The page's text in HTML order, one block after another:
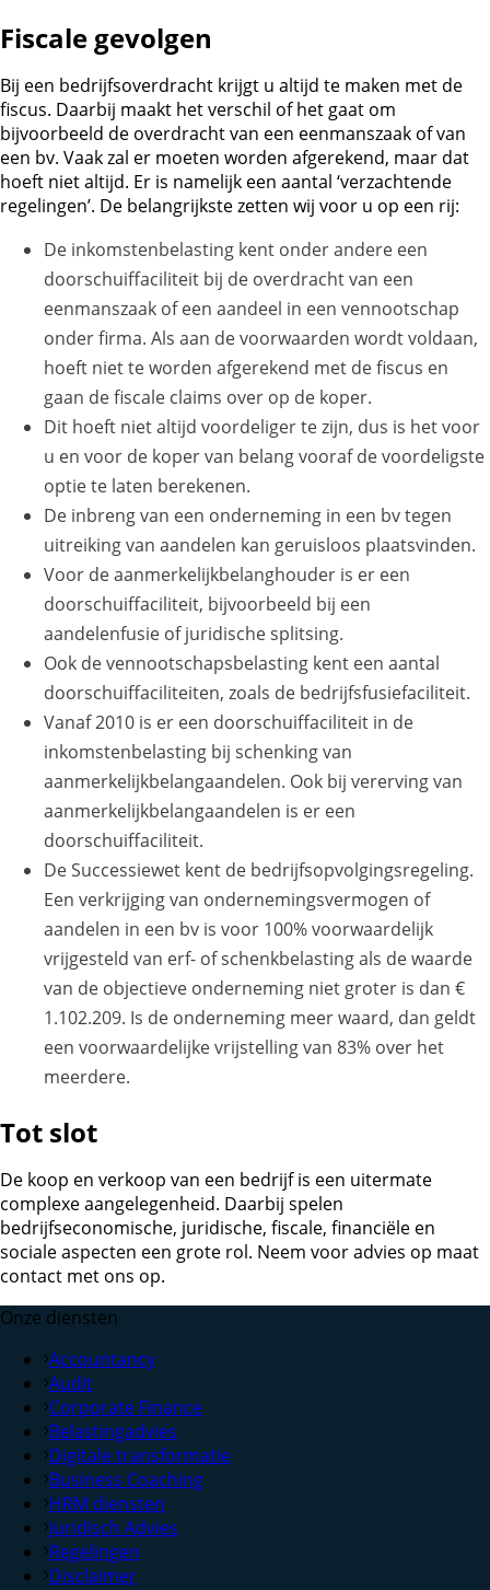
Fiscale gevolgen
Bij een bedrijfsoverdracht krijgt u altijd te maken met de
fiscus. Daarbij maakt het verschil of het gaat om
bijvoorbeeld de overdracht van een eenmanszaak of van
een bv. Vaak zal er moeten worden afgerekend, maar dat
hoeft niet altijd. Er is namelijk een aantal ‘verzachtende
regelingen’. De belangrijkste zetten wij voor u op een rij:
De inkomstenbelasting kent onder andere een
doorschuiffaciliteit bij de overdracht van een
eenmanszaak of een aandeel in een vennootschap
onder firma. Als aan de voorwaarden wordt voldaan,
hoeft niet te worden afgerekend met de fiscus en
gaan de fiscale claims over op de koper.
Dit hoeft niet altijd voordeliger te zijn, dus is het voor
u en voor de koper van belang vooraf de voordeligste
optie te laten berekenen.
De inbreng van een onderneming in een bv tegen
uitreiking van aandelen kan geruisloos plaatsvinden.
Voor de aanmerkelijkbelanghouder is er een
doorschuiffaciliteit, bijvoorbeeld bij een
aandelenfusie of juridische splitsing.
Ook de vennootschapsbelasting kent een aantal
doorschuiffaciliteiten, zoals de bedrijfsfusiefaciliteit.
Vanaf 2010 is er een doorschuiffaciliteit in de
inkomstenbelasting bij schenking van
aanmerkelijkbelangaandelen. Ook bij vererving van
aanmerkelijkbelangaandelen is er een
doorschuiffaciliteit.
De Successiewet kent de bedrijfsopvolgingsregeling.
Een verkrijging van ondernemingsvermogen of
aandelen in een bv is voor 100% voorwaardelijk
vrijgesteld van erf- of schenkbelasting als de waarde
van de objectieve onderneming niet groter is dan €
1.102.209. Is de onderneming meer waard, dan geldt
een voorwaardelijke vrijstelling van 83% over het
meerdere.
Tot slot
De koop en verkoop van een bedrijf is een uitermate
complexe aangelegenheid. Daarbij spelen
bedrijfseconomische, juridische, fiscale, financiële en
sociale aspecten een grote rol. Neem voor advies op maat
contact met ons op.
Onze diensten
Accountancy
Audit
Corporate Finance
Belastingadvies
Digitale transformatie
Business Coaching
HRM diensten
Juridisch Advies
Regelingen
Disclaimer